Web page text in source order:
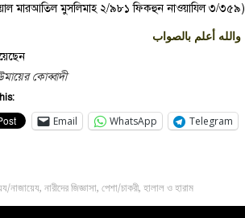
মারআতিল মুসলিমাহ ২/৯৮১ ফিকহুন নাওয়াযিল ৩/৩৫৯)
والله أعلم بالصواب
কোব্বাদী
Email WhatsApp Telegram
নাজায়েয,নারীদের জিজ্ঞাসা,পেশা/চাকরী,হালাল ও হারাম